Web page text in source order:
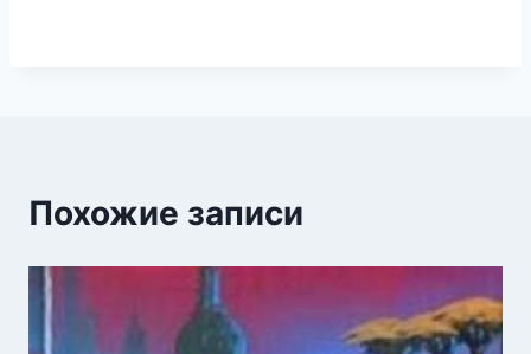
Похожие записи